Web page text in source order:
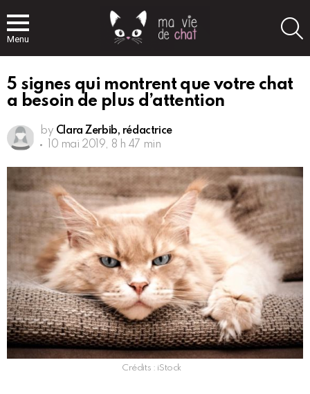
Menu
5 signes qui montrent que votre chat
a besoin de plus d’attention
by Clara Zerbib, rédactrice
10 mai 2019, 8 h 47 min
Crédits : iStock